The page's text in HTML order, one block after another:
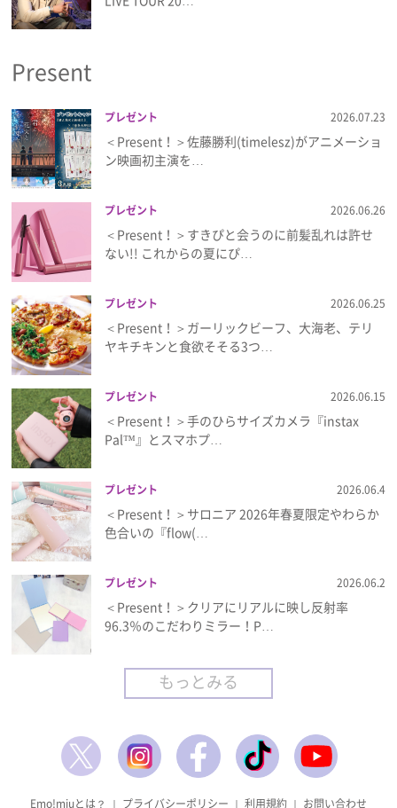
プライバシーポリシー
利用規約
お問い合わせ
Present
プレゼント 2026.07.23
＜Present！＞佐藤勝利(timelesz)がアニメーショ
ン映画初主演を…
プレゼント 2026.06.26
＜Present！＞すきぴと会うのに前髪乱れは許せ
ない!! これからの夏にぴ…
プレゼント 2026.06.25
＜Present！＞ガーリックビーフ、大海老、テリ
ヤキチキンと食欲そそる3つ…
プレゼント 2026.06.15
＜Present！＞手のひらサイズカメラ『instax
Pal™』とスマホプ…
プレゼント 2026.06.4
＜Present！＞サロニア 2026年春夏限定やわらか
色合いの『flow(…
プレゼント 2026.06.2
＜Present！＞クリアにリアルに映し反射率
96.3％のこだわりミラー！P…
もっとみる
Emo!miuとは？ ｜ プライバシーポリシー ｜ 利用規約 ｜ お問い合わせ